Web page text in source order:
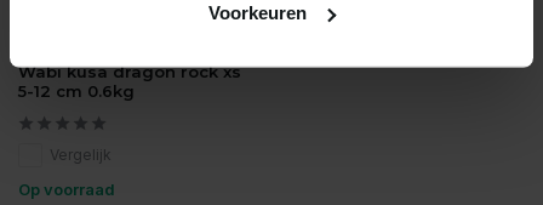
Voorkeuren
Wabi kusa dragon rock xs
5-12 cm 0.6kg
Vergelijk
Op voorraad